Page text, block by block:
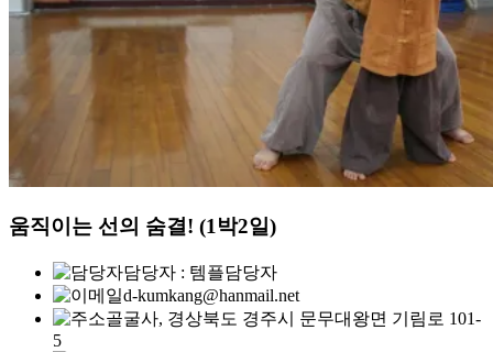
움직이는 선의 숨결! (1박2일)
담당자 : 템플담당자
d-kumkang@hanmail.net
골굴사, 경상북도 경주시 문무대왕면 기림로 101-
5